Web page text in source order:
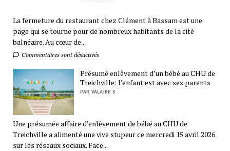
La fermeture du restaurant chez Clément à Bassam est une
page qui se tourne pour de nombreux habitants de la cité
balnéaire. Au cœur de...
Commentaires sont désactivés
Présumé enlèvement d’un bébé au CHU de
Treichville: l’enfant est avec ses parents
PAR VALAIRE S
Une présumée affaire d’enlèvement de bébé au CHU de
Treichville a alimenté une vive stupeur ce mercredi 15 avril 2026
sur les réseaux sociaux. Face...